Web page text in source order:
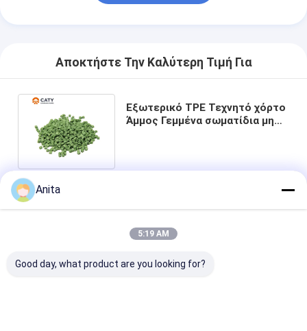
Αποκτήστε Την Καλύτερη Τιμή Για
Εξωτερικό TPE Τεχνητό χόρτο
Άμμος Γεμμένα σωματίδια μη
Συνιστώμενα Προϊόντα
Anita
5:19 AM
Good day, what product are you looking for?